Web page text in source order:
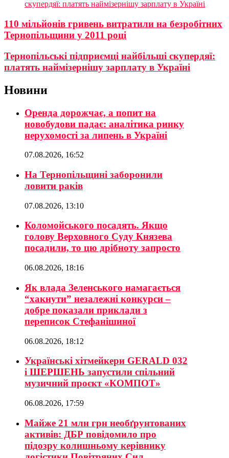
скупердяї: платять наймізернішу зарплату в Україні
110 мільйонів гривень витратили на безробітних
Тернопільщини у 2011 році
Тернопільські підприємці найбільші скупердяї:
платять наймізернішу зарплату в Україні
Новини
Оренда дорожчає, а попит на
новобудови падає: аналітика ринку
нерухомості за липень в Україні
07.08.2026, 16:52
На Тернопільщині заборонили
ловити раків
07.08.2026, 13:10
Коломойського посадять. Якщо
голову Верховного Суду Князева
посадили, то цю дрібноту запросто
06.08.2026, 18:16
Як влада Зеленського намагається
“хакнути” незалежні конкурси –
добре показали приклади з
переписок Стефанішиної
06.08.2026, 18:12
Українські хітмейкери GERALD 032
і ШЕРШЕНЬ запустили спільний
музичний проєкт «КОМПОТ»
06.08.2026, 17:59
Майже 21 млн грн необґрунтованих
активів: ДБР повідомило про
підозру колишньому керівнику